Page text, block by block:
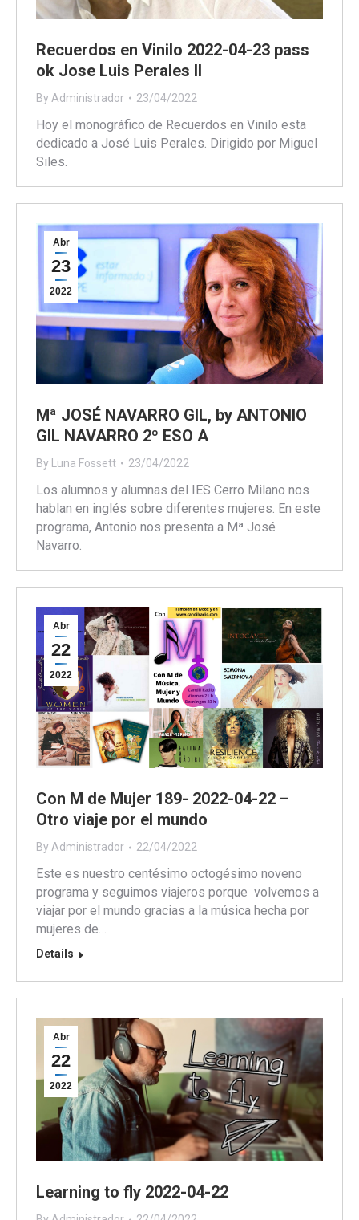
Recuerdos en Vinilo 2022-04-23 pass
ok Jose Luis Perales II
By Administrador 23/04/2022
Hoy el monográfico de Recuerdos en Vinilo esta
dedicado a José Luis Perales. Dirigido por Miguel
Siles.
Abr
23
2022
Mª JOSÉ NAVARRO GIL, by ANTONIO
GIL NAVARRO 2º ESO A
By Luna Fossett 23/04/2022
Los alumnos y alumnas del IES Cerro Milano nos
hablan en inglés sobre diferentes mujeres. En este
programa, Antonio nos presenta a Mª José
Navarro.
Abr
22
2022
Con M de Mujer 189- 2022-04-22 –
Otro viaje por el mundo
By Administrador 22/04/2022
Este es nuestro centésimo octogésimo noveno
programa y seguimos viajeros porque volvemos a
viajar por el mundo gracias a la música hecha por
mujeres de…
Details
Abr
22
2022
Learning to fly 2022-04-22